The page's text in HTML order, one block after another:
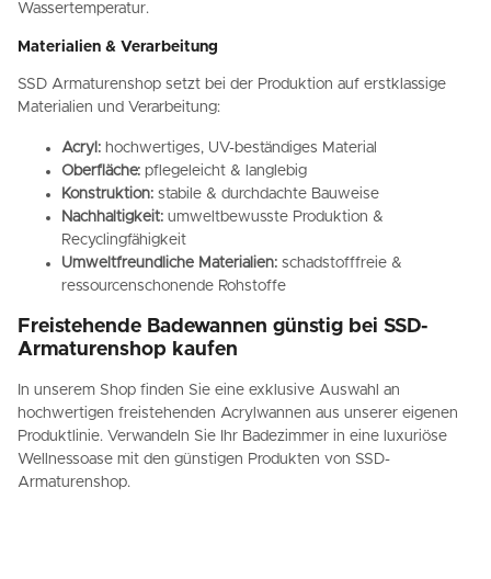
Wassertemperatur.
Materialien & Verarbeitung
SSD Armaturenshop setzt bei der Produktion auf erstklassige
Materialien und Verarbeitung:
Acryl: hochwertiges, UV-beständiges Material
Oberfläche: pflegeleicht & langlebig
Konstruktion: stabile & durchdachte Bauweise
Nachhaltigkeit: umweltbewusste Produktion &
Recyclingfähigkeit
Umweltfreundliche Materialien: schadstofffreie &
ressourcenschonende Rohstoffe
Freistehende Badewannen günstig bei SSD-
Armaturenshop kaufen
In unserem Shop finden Sie eine exklusive Auswahl an
hochwertigen freistehenden Acrylwannen aus unserer eigenen
Produktlinie. Verwandeln Sie Ihr Badezimmer in eine luxuriöse
Wellnessoase mit den günstigen Produkten von SSD-
Armaturenshop.